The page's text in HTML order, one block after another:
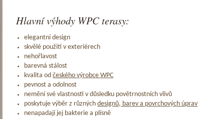
Hlavní výhody WPC terasy:
elegantní design
skvělé použití v exteriérech
nehořlavost
barevná stálost
kvalita odčeského výrobce WPC
pevnost a odolnost
nemění své vlastnosti v důsledku povětrnostních vlivů
poskytuje výběr z různýchdesignů, barev a povrchových úprav
nenapadají jej bakterie a plísně